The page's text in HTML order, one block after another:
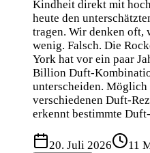
Kindheit direkt mit
heute den
tragen. Wir denken oft,
wenig. Falsch. Die
York hat vor ein paar
Billion Duft-
unterscheiden. Möglich
verschiedenen Duft-
erkennt bestimmte
20. Juli 2026 11